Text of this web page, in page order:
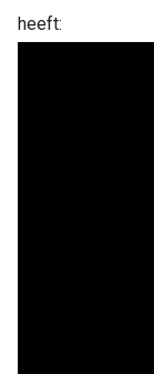
heeft: